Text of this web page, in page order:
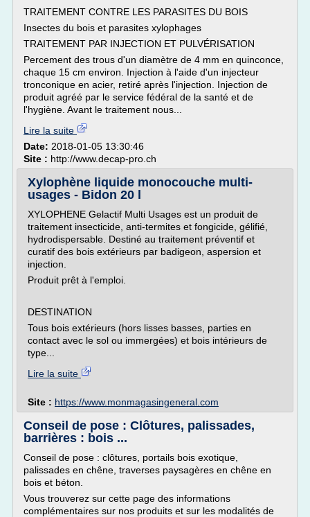
TRAITEMENT CONTRE LES PARASITES DU BOIS
Insectes du bois et parasites xylophages
TRAITEMENT PAR INJECTION ET PULVÉRISATION
Percement des trous d'un diamètre de 4 mm en quinconce,
chaque 15 cm environ. Injection à l'aide d'un injecteur
tronconique en acier, retiré après l'injection. Injection de
produit agréé par le service fédéral de la santé et de
l'hygiène. Avant le traitement nous...
Lire la suite
Date: 2018-01-05 13:30:46
Site : http://www.decap-pro.ch
Xylophène liquide monocouche multi-
usages - Bidon 20 l
XYLOPHENE Gelactif Multi Usages est un produit de
traitement insecticide, anti-termites et fongicide, gélifié,
hydrodispersable. Destiné au traitement préventif et
curatif des bois extérieurs par badigeon, aspersion et
injection.
Produit prêt à l'emploi.
DESTINATION
Tous bois extérieurs (hors lisses basses, parties en
contact avec le sol ou immergées) et bois intérieurs de
type...
Lire la suite
Site : https://www.monmagasingeneral.com
Conseil de pose : Clôtures, palissades,
barrières : bois ...
Conseil de pose : clôtures, portails bois exotique,
palissades en chêne, traverses paysagères en chêne en
bois et béton.
Vous trouverez sur cette page des informations
complémentaires sur nos produits et sur les modalités de